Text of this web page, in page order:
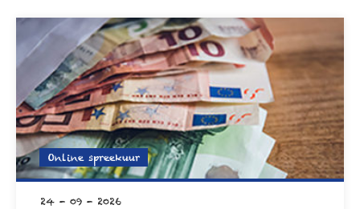
Online spreekuur
24 - 09 - 2026